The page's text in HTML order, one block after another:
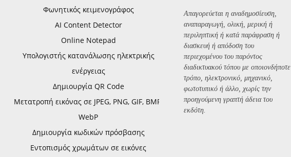
Φωνητικός κειμενογράφος
AI Content Detector
Online Notepad
Υπολογιστής κατανάλωσης ηλεκτρικής
ενέργειας
Δημιουργία QR Code
Μετατροπή εικόνας σε JPEG, PNG, GIF, BMP,
WebP
Δημιουργία κωδικών πρόσβασης
Εντοπισμός χρωμάτων σε εικόνες
Απαγορεύεται η αναδημοσίευση,
αναπαραγωγή, ολική, μερική ή
περιληπτική ή κατά παράφραση ή
διασκευή ή απόδοση του
περιεχομένου του παρόντος
διαδικτυακού τόπου με οποιονδήποτε
τρόπο, ηλεκτρονικό, μηχανικό,
φωτοτυπικό ή άλλο, χωρίς την
προηγούμενη γραπτή άδεια του
εκδότη.